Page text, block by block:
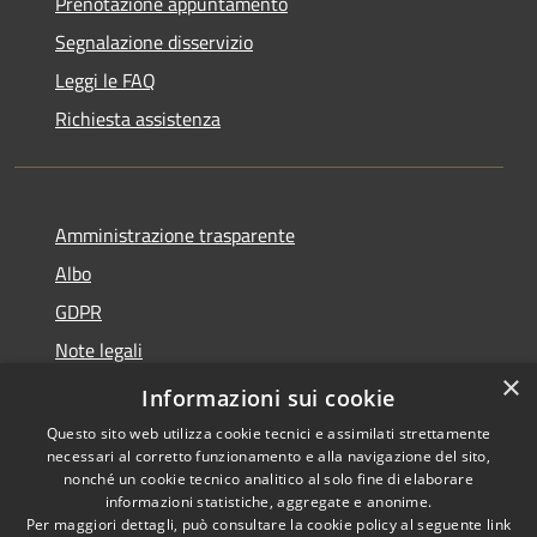
Segnalazione disservizio
Leggi le FAQ
Richiesta assistenza
Amministrazione trasparente
Albo
GDPR
Note legali
Dichiarazione di accessibilità
Copyright © 2026 • Comune di
×
Informazioni sui cookie
Questo sito web utilizza cookie tecnici e assimilati strettamente
necessari al corretto funzionamento e alla navigazione del sito,
nonché un cookie tecnico analitico al solo fine di elaborare
informazioni statistiche, aggregate e anonime.
Per maggiori dettagli, può consultare la cookie policy al seguente link